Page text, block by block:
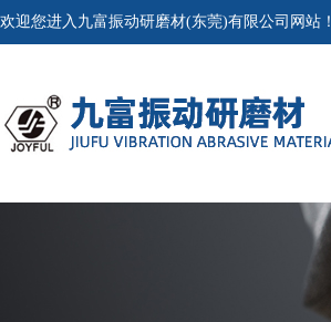
欢迎您进入九富振动研磨材(东莞)有限公司网站！